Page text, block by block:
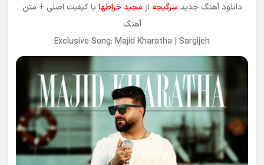
دانلود آهنگ جدید سرگیجه از مجید خراطها با کیفیت اصلی + متن
آهنگ
Exclusive Song: Majid Kharatha | Sargijeh